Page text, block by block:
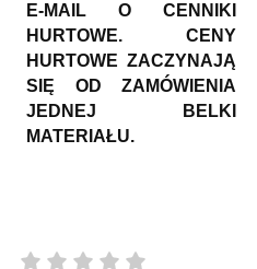
E-MAIL O CENNIKI
HURTOWE. CENY
HURTOWE ZACZYNAJĄ
SIĘ OD ZAMÓWIENIA
JEDNEJ BELKI
MATERIAŁU.